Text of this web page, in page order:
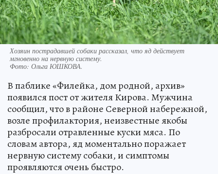
Хозяин пострадавшей собаки рассказал, что яд действует
мгновенно на нервную систему.
Фото: Ольга ЮШКОВА.
В паблике «Филейка, дом родной, архив»
появился пост от жителя Кирова. Мужчина
сообщил, что в районе Северной набережной,
возле профилактория, неизвестные якобы
разбросали отравленные куски мяса. По
словам автора, яд моментально поражает
нервную систему собаки, и симптомы
проявляются очень быстро.